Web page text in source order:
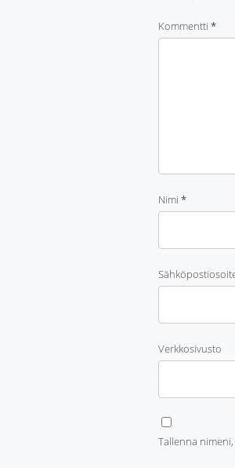
Kommentti *
Nimi *
Verkkosivusto
Tallenna